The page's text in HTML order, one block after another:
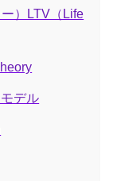
）LTV（Life
デル